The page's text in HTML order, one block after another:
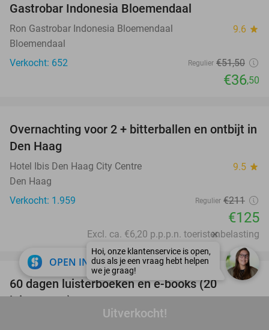
Uitverkocht!
Gastrobar Indonesia Bloemendaal
Ron Gastrobar Indonesia Bloemendaal 9.6 star
Bloemendaal
Verkocht: 652
Regulier €51,50
€36,50
41%
Overnachting voor 2 + bitterballen en ontbijt in
Den Haag
Hotel Ibis Den Haag City Centre 9.5 star
Den Haag
Verkocht: 1.959
Regulier €211
€125
Excl. ca. €6,20 p.p.p.n. toeristenbelasting
100%
favorite_border
60 dagen luisterboeken en e-books (20
luisteruren)
OPEN IN APP close